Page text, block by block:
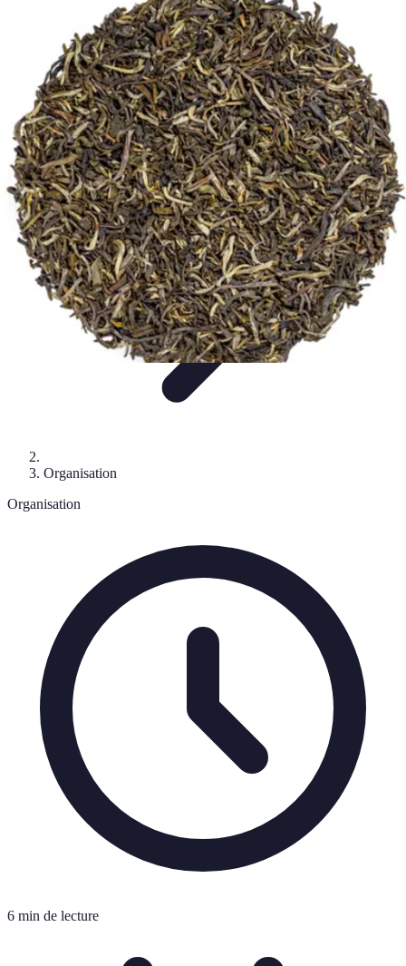
Services Mémoriaux
PersonnalisationRituels et discoursConseils pratiquesRituels et
TraditionsListes & Conseils
Services Mémoriaux
Organisation
Organisation
6 min de lecture